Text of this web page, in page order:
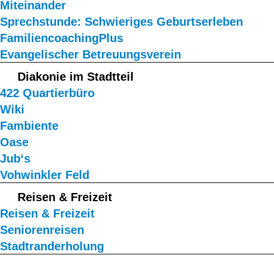
Miteinander
Sprechstunde: Schwieriges Geburtserleben
FamiliencoachingPlus
Evangelischer Betreuungsverein
Diakonie im Stadtteil
422 Quartierbüro
Wiki
Fambiente
Oase
Jub‘s
Vohwinkler Feld
Reisen & Freizeit
Reisen & Freizeit
Seniorenreisen
Stadtranderholung